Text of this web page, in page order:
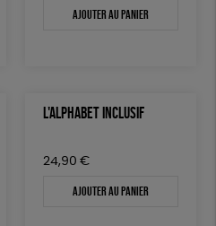
Ajouter au panier
L'ALPHABET INCLUSIF
24,90 €
Ajouter au panier